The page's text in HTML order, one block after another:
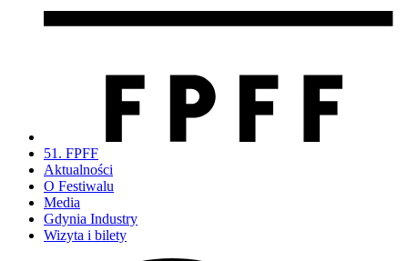
51. FPFF
Aktualności
O Festiwalu
Media
Gdynia Industry
Wizyta i bilety